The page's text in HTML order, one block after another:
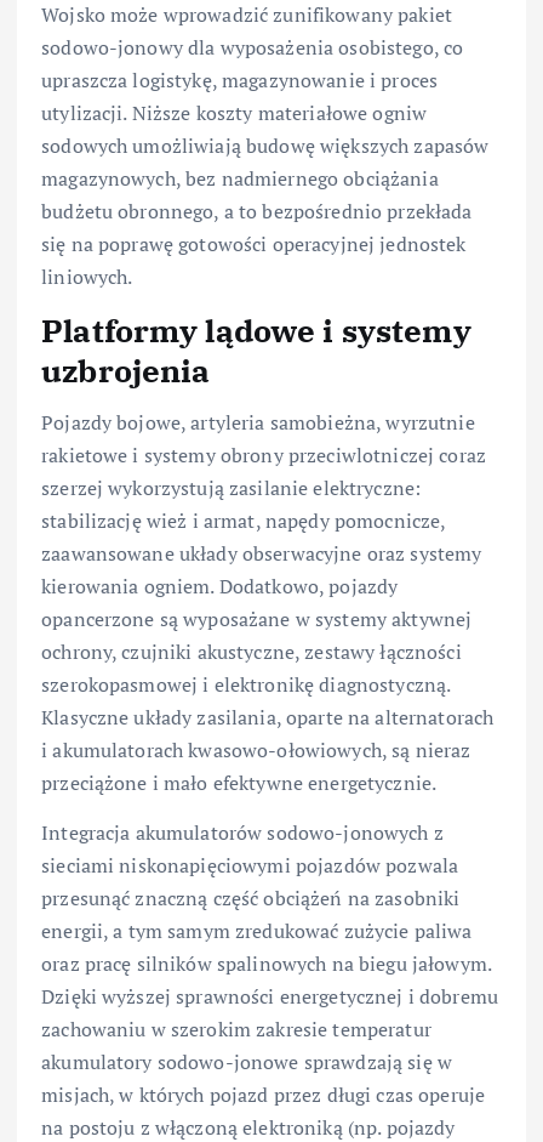
Wojsko może wprowadzić zunifikowany pakiet
sodowo-jonowy dla wyposażenia osobistego, co
upraszcza logistykę, magazynowanie i proces
utylizacji. Niższe koszty materiałowe ogniw
sodowych umożliwiają budowę większych zapasów
magazynowych, bez nadmiernego obciążania
budżetu obronnego, a to bezpośrednio przekłada
się na poprawę gotowości operacyjnej jednostek
liniowych.
Platformy lądowe i systemy
uzbrojenia
Pojazdy bojowe, artyleria samobieżna, wyrzutnie
rakietowe i systemy obrony przeciwlotniczej coraz
szerzej wykorzystują zasilanie elektryczne:
stabilizację wież i armat, napędy pomocnicze,
zaawansowane układy obserwacyjne oraz systemy
kierowania ogniem. Dodatkowo, pojazdy
opancerzone są wyposażane w systemy aktywnej
ochrony, czujniki akustyczne, zestawy łączności
szerokopasmowej i elektronikę diagnostyczną.
Klasyczne układy zasilania, oparte na alternatorach
i akumulatorach kwasowo-ołowiowych, są nieraz
przeciążone i mało efektywne energetycznie.
Integracja akumulatorów sodowo-jonowych z
sieciami niskonapięciowymi pojazdów pozwala
przesunąć znaczną część obciążeń na zasobniki
energii, a tym samym zredukować zużycie paliwa
oraz pracę silników spalinowych na biegu jałowym.
Dzięki wyższej sprawności energetycznej i dobremu
zachowaniu w szerokim zakresie temperatur
akumulatory sodowo-jonowe sprawdzają się w
misjach, w których pojazd przez długi czas operuje
na postoju z włączoną elektroniką (np. pojazdy